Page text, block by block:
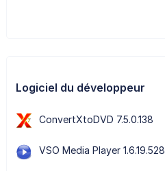
Logiciel du développeur
ConvertXtoDVD 7.5.0.138
VSO Media Player 1.6.19.528